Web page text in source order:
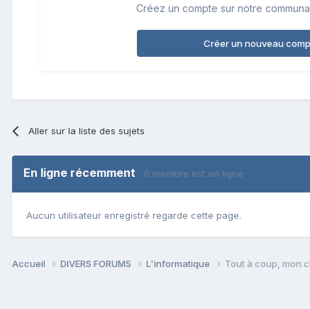
Créez un compte sur notre
Créer un nouveau
Aller sur la liste des sujets
En ligne récemment 0 membre est en ligne
Aucun utilisateur enregistré regarde cette page.
Accueil DIVERS FORUMS L'informatique Tout à coup, mon